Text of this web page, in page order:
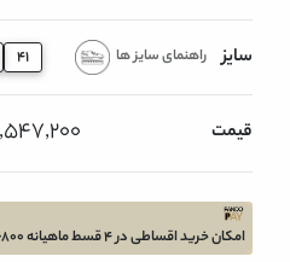
سایز راهنمای سایز ها
قیمت 9,547,200 تومان
امکان خرید اقساطی در 4 قسط ماهیانه 2386800 تومان بدون سود و چک